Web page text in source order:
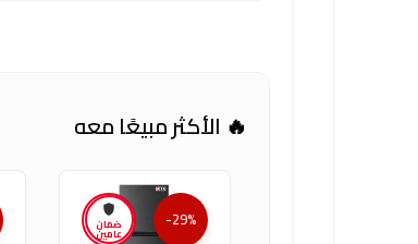
🔥 الأكثر مبيعًا معه
ضمان
عامين
-29%